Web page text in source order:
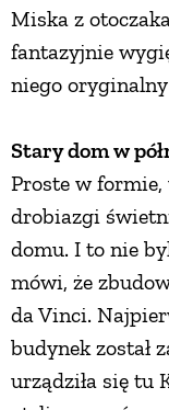
Miska z
fantazyjnie
niego
Stary dom w
Proste w formie,
drobiazgi
domu. I to nie
mówi, że
da Vinci.
budynek został
urządziła się tu